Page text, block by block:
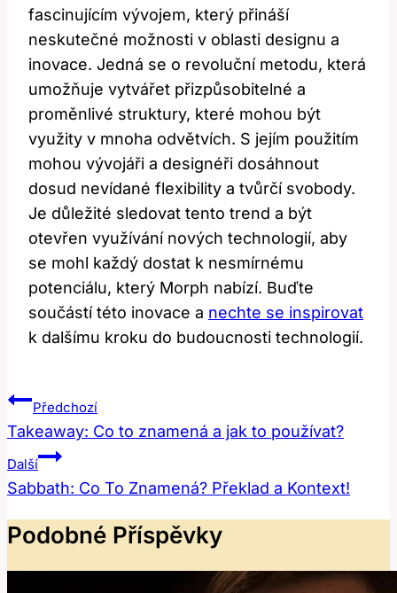
fascinujícím vývojem, který přináší
neskutečné možnosti v oblasti designu a
inovace. Jedná se o revoluční metodu, která
umožňuje vytvářet přizpůsobitelné a
proměnlivé struktury, které mohou být
využity v mnoha odvětvích. S jejím použitím
mohou vývojáři a designéři dosáhnout
dosud nevídané flexibility a tvůrčí svobody.
Je důležité sledovat tento trend a být
otevřen využívání nových technologií, aby
se mohl každý dostat k nesmírnému
potenciálu, který Morph nabízí. Buďte
součástí této inovace a nechte se inspirovat
k dalšímu kroku do budoucnosti technologií.
Navigace
Pro
Příspěvek
Předchozí
Takeaway: Co to znamená a jak to používat?
Další
Sabbath: Co To Znamená? Překlad a Kontext!
Podobné Příspěvky